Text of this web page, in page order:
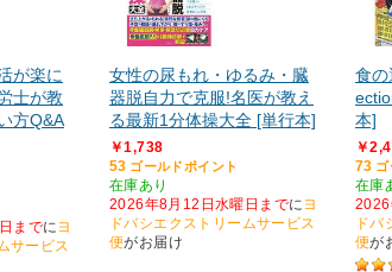
が楽に
士が教
方Q&A
までにヨ
サービス
女性の尿もれ・ゆるみ・臓
器脱自力で克服!名医が教え
る最新1分体操大全 [単行本]
￥1,738
53 ゴールドポイント
在庫あり
2026年8月12日水曜日までにヨ
ドバシエクストリームサービス
便がお届け
食
本]
￥
73 ゴ
在庫
2026
ドバ
便が